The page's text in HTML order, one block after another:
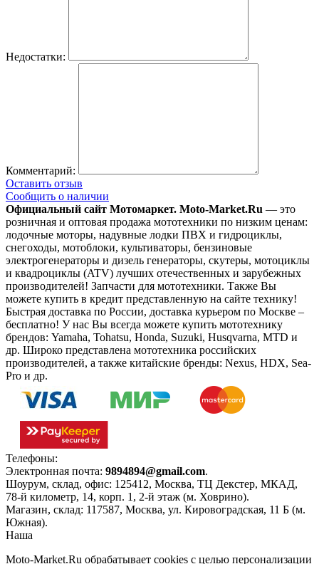
Недостатки:
Комментарий:
Оставить отзыв
Сообщить о наличии
Официальный сайт Мотомаркет. Moto-Market.Ru — это
розничная и оптовая продажа мототехники по низким ценам:
лодочные моторы, надувные лодки ПВХ и гидроциклы,
снегоходы, мотоблоки, культиваторы, бензиновые
электрогенераторы и дизель генераторы, скутеры, мотоциклы
и квадроциклы (ATV) лучших отечественных и зарубежных
производителей! Запчасти для мототехники. Также Вы
можете купить в кредит представленную на сайте технику!
Быстрая доставка по России, доставка курьером по Москве –
бесплатно! У нас Вы всегда можете купить мототехнику
брендов: Yamaha, Tohatsu, Honda, Suzuki, Husqvarna, MTD и
др. Широко представлена мототехника российских
производителей, а также китайские бренды: Nexus, HDX, Sea-
Pro и др.
Телефоны:
Электронная почта: 9894894@gmail.com.
Шоурум, склад, офис: 125412, Москва, ТЦ Декстер, МКАД,
78-й километр, 14, корп. 1, 2-й этаж (м. Ховрино).
Магазин, склад: 117587, Москва, ул. Кировоградская, 11 Б (м.
Южная).
Наша
Moto-Market.Ru обрабатывает сookies с целью персонализации